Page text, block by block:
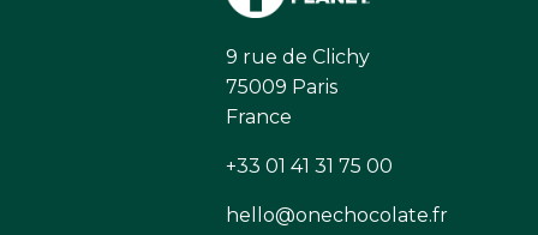
9 rue de Clichy
75009 Paris
France
+33 01 41 31 75 00
hello@onechocolate.fr